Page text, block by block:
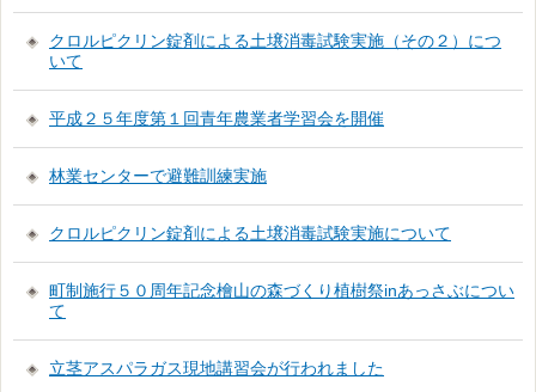
クロルピクリン錠剤による土壌消毒試験実施（その２）につ
いて
平成２５年度第１回青年農業者学習会を開催
林業センターで避難訓練実施
クロルピクリン錠剤による土壌消毒試験実施について
町制施行５０周年記念檜山の森づくり植樹祭inあっさぶについ
て
立茎アスパラガス現地講習会が行われました